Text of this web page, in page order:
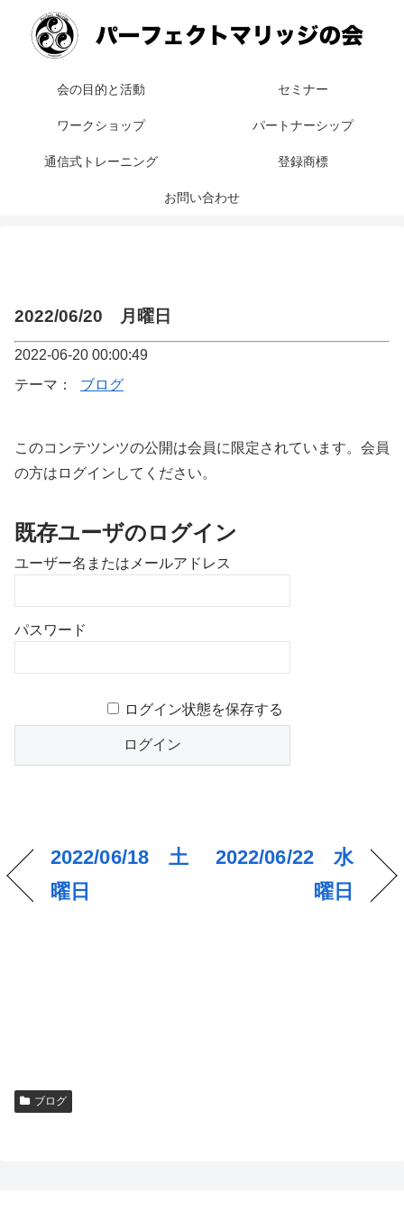
会の目的と活動 セミナー
ワークショップ パートナーシップ
通信式トレーニング 登録商標
お問い合わせ
2022/06/20 月曜日
2022-06-20 00:00:49
テーマ：
ブログ
このコンテツンツの公開は会員に限定されています。会員
の方はログインしてください。
既存ユーザのログイン
ユーザー名またはメールアドレス
パスワード
ログイン状態を保存する
2022/06/18 土
曜日
2022/06/22 水
曜日
ブログ